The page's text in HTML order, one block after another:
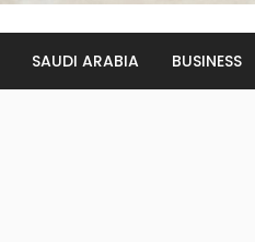
SAUDI ARABIA BUSINESS